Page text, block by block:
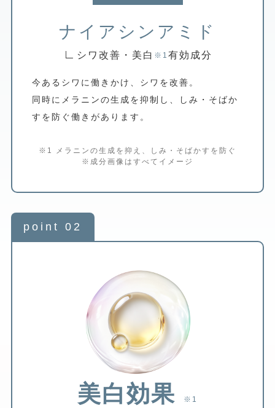
ナイアシンアミド
∟ シワ改善・美白 ※1 有効成分
今あるシワに働きかけ、シワを改善。
同時にメラニンの生成を抑制し、しみ・そばか
すを防ぐ働きがあります。
※1 メラニンの生成を抑え、しみ・そばかすを防ぐ
※成分画像はすべてイメージ
point 02
美白効果 ※1